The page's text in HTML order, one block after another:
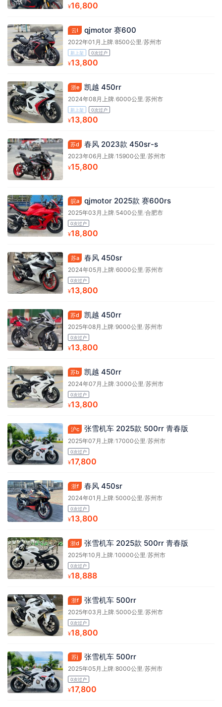
¥16,800
云l qjmotor 赛600
2022年01月上牌/8500公里/苏州市
新上架 0次过户
¥13,800
浙e 凯越 450rr
2024年08月上牌/6000公里/苏州市
新上架 0次过户
¥13,800
苏d 春风 2023款 450sr-s
2023年06月上牌/15900公里/苏州市
¥15,800
皖a qjmotor 2025款 赛600rs
2025年03月上牌/5400公里/合肥市
0次过户
¥18,800
苏a 春风 450sr
2024年05月上牌/6000公里/苏州市
0次过户
¥13,800
苏d 凯越 450rr
2025年08月上牌/9000公里 /苏州市
0次过户
¥13,800
苏b 凯越 450rr
2024年07月上牌/3000公里 /苏州市
0次过户
¥13,800
沪c 张雪机车 2025款 500rr 青春版
2025年07月上牌/17000公里 /苏州市
0次过户
¥17,800
浙f 春风 450sr
2024年01月上牌/5000公里 /苏州市
0次过户
¥13,800
浙d 张雪机车 2025款 500rr 青春版
2025年10月上牌/10000公里 /苏州市
0次过户
¥18,888
浙f 张雪机车 500rr
2025年03月上牌/5000公里 /苏州市
0次过户
¥18,800
苏j 张雪机车 500rr
2025年05月上牌/8000公里/苏州市
0次过户
¥17,800